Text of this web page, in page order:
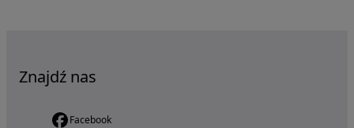
Znajdź nas
Facebook